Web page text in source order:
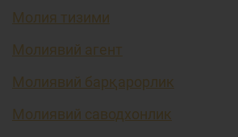
Молия тизими
Молиявий агент
Молиявий барқарорлик
Молиявий саводхонлик